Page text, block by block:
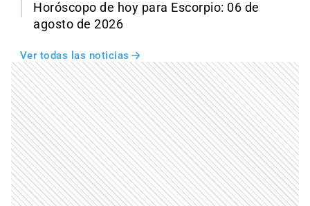
Horóscopo de hoy para Escorpio: 06 de
agosto de 2026
Ver todas las noticias